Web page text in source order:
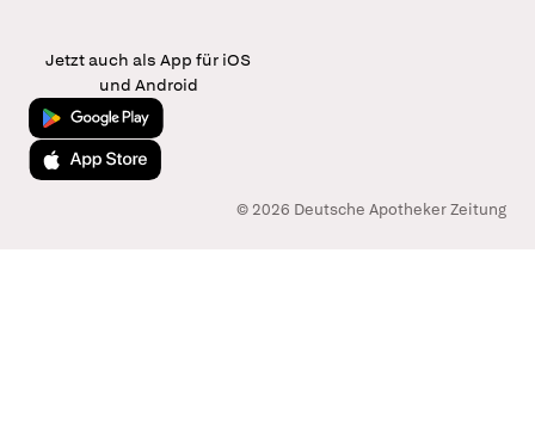
Jetzt auch als App für iOS
und Android
Jetzt bei Google Play
Laden im App Store
© 2026 Deutsche Apotheker Zeitung